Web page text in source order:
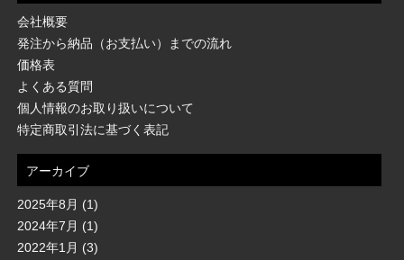
会社概要
発注から納品（お支払い）までの流れ
価格表
よくある質問
個人情報のお取り扱いについて
特定商取引法に基づく表記
アーカイブ
2025年8月 (1)
2024年7月 (1)
2022年1月 (3)